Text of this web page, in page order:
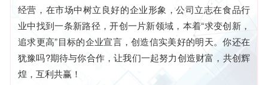
经营，在市场中树立良好的企业形象，公司立志在食品行
业中找到一条新路径，开创一片新领域，本着“求变创新，
追求更高”目标的企业宣言，创造信实美好的明天。你还在
犹豫吗?期待与你合作，让我们一起努力创造财富，共创辉
煌，互利共赢！